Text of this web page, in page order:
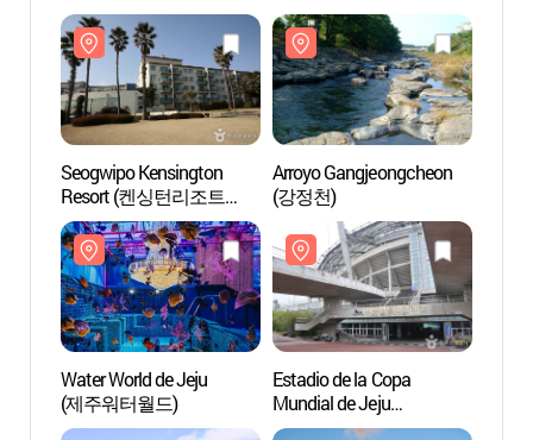
Seogwipo Kensington
Resort (켄싱턴리조트
서귀포)
Arroyo Gangjeongcheon
(강정천)
Water World de Jeju
(제주워터월드)
Estadio de la Copa
Mundial de Jeju
(제주월드컵경기장)